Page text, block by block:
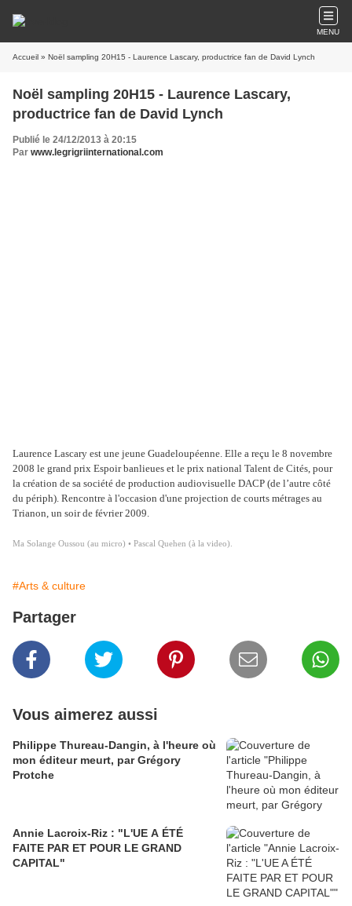
MENU
Accueil » Noël sampling 20H15 - Laurence Lascary, productrice fan de David Lynch
Noël sampling 20H15 - Laurence Lascary,
productrice fan de David Lynch
Publié le 24/12/2013 à 20:15
Par www.legrigriinternational.com
Laurence Lascary est une jeune Guadeloupéenne. Elle a reçu le 8 novembre
2008 le grand prix Espoir banlieues et le prix national Talent de Cités, pour
la création de sa société de production audiovisuelle DACP (de l’autre côté
du périph). Rencontre à l'occasion d'une projection de courts métrages au
Trianon, un soir de février 2009.
Ma Solange Oussou (au micro) • Pascal Quehen (à la video).
#Arts & culture
Partager
Vous aimerez aussi
Philippe Thureau-Dangin, à l'heure où
mon éditeur meurt, par Grégory
Protche
Annie Lacroix-Riz : "L'UE A ÉTÉ
FAITE PAR ET POUR LE GRAND
CAPITAL"